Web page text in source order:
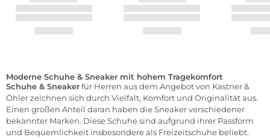
Moderne Schuhe & Sneaker mit hohem Tragekomfort
Schuhe & Sneakerfür Herren aus dem Angebot von Kastner &
Öhler zeichnen sich durch Vielfalt, Komfort und Originalität aus.
Einen großen Anteil daran haben die Sneaker verschiedener
bekannter Marken. Diese Schuhe sind aufgrund ihrer Passform
und Bequemlichkeit insbesondere als Freizeitschuhe beliebt.